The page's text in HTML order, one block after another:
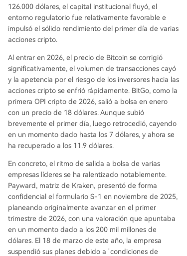
126.000 dólares, el capital institucional fluyó, el
entorno regulatorio fue relativamente favorable e
impulsó el sólido rendimiento del primer día de varias
acciones cripto.
Al entrar en 2026, el precio de Bitcoin se corrigió
significativamente, el volumen de transacciones cayó
y la apetencia por el riesgo de los inversores hacia las
acciones cripto se enfrió rápidamente. BitGo, como la
primera OPI cripto de 2026, salió a bolsa en enero
con un precio de 18 dólares. Aunque subió
brevemente el primer día, luego retrocedió, cayendo
en un momento dado hasta los 7 dólares, y ahora se
ha recuperado a los 11.9 dólares.
En concreto, el ritmo de salida a bolsa de varias
empresas líderes se ha ralentizado notablemente.
Payward, matriz de Kraken, presentó de forma
confidencial el formulario S-1 en noviembre de 2025,
planeando originalmente avanzar en el primer
trimestre de 2026, con una valoración que apuntaba
en un momento dado a los 200 mil millones de
dólares. El 18 de marzo de este año, la empresa
suspendió sus planes debido a "condiciones de